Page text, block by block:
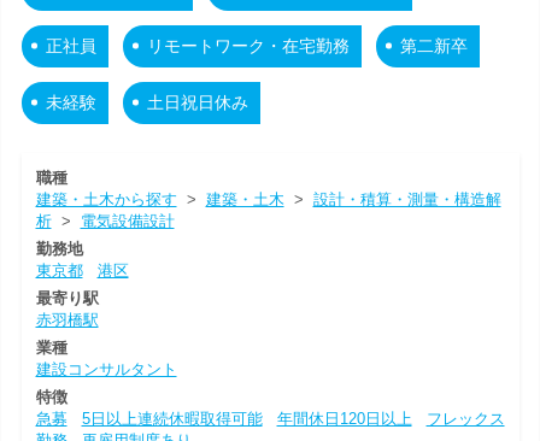
正社員 リモートワーク・在宅勤務 第二新卒
未経験 土日祝日休み
職種
建築・土木から探す > 建築・土木 > 設計・積算・測量・構造解
析> 電気設備設計
勤務地
東京都
港区
最寄り駅
赤羽橋駅
業種
建設コンサルタント
特徴
急募
5日以上連続休暇取得可能 年間休日120日以上
フレックス